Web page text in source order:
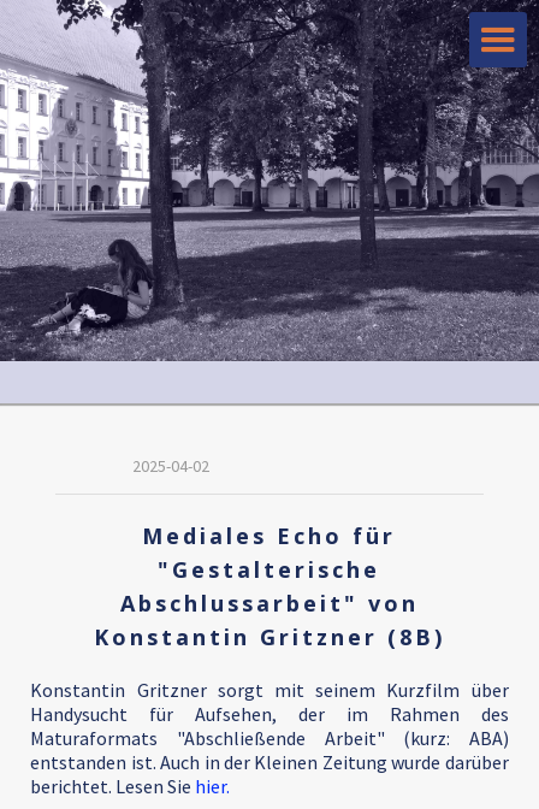
2025-04-02
Mediales Echo für
"Gestalterische
Abschlussarbeit" von
Konstantin Gritzner (8B)
Konstantin Gritzner sorgt mit seinem Kurzfilm über
Handysucht für Aufsehen, der im Rahmen des
Maturaformats "Abschließende Arbeit" (kurz: ABA)
entstanden ist. Auch in der Kleinen Zeitung wurde darüber
berichtet. Lesen Sie hier.